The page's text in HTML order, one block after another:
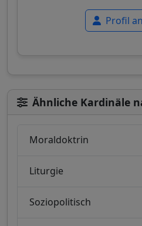
Profil
Ähnliche Kardinäle
Moraldoktrin
Liturgie
Soziopolitisch